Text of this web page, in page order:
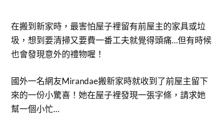
在搬到新家時，最害怕屋子裡留有前屋主的家具或垃
圾，想到要清掃又要費一番工夫就覺得頭痛…但有時候
也會發現意外的禮物喔！
國外一名網友Mirandae搬新家時就收到了前屋主留下
來的一份小驚喜！她在屋子裡發現一張字條，請求她
幫一個小忙…